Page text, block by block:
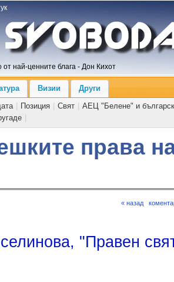
най-ценните блага - Дон Кихот
Визии
Други
Позиция Свят
АЕЦ "Белене" и
права
« назад
"Правен